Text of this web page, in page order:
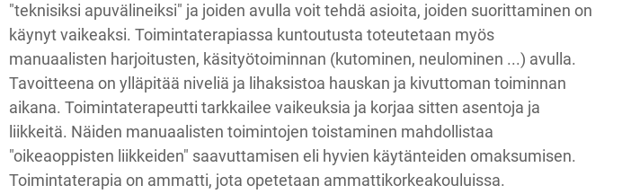
"teknisiksi apuvälineiksi" ja joiden avulla voit tehdä asioita, joiden suorittaminen on
käynyt vaikeaksi. Toimintaterapiassa kuntoutusta toteutetaan myös
manuaalisten harjoitusten, käsityötoiminnan (kutominen, neulominen ...) avulla.
Tavoitteena on ylläpitää niveliä ja lihaksistoa hauskan ja kivuttoman toiminnan
aikana. Toimintaterapeutti tarkkailee vaikeuksia ja korjaa sitten asentoja ja
liikkeitä. Näiden manuaalisten toimintojen toistaminen mahdollistaa
"oikeaoppisten liikkeiden" saavuttamisen eli hyvien käytänteiden omaksumisen.
Toimintaterapia on ammatti, jota opetetaan ammattikorkeakouluissa.